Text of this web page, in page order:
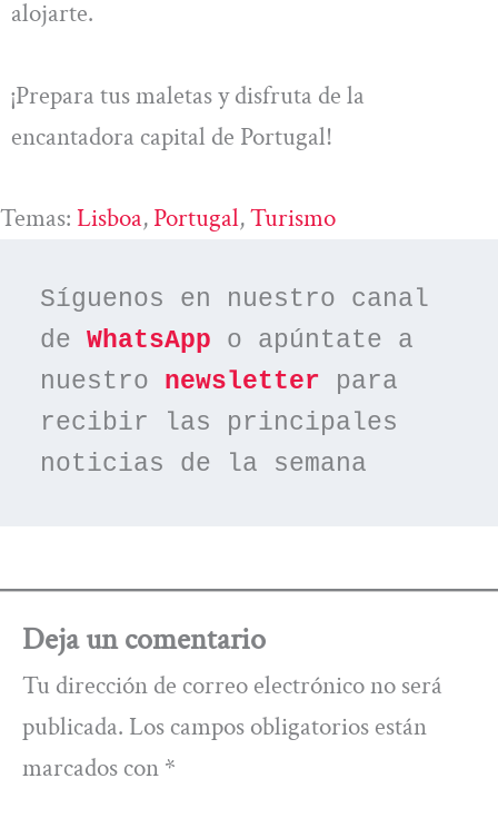
alojarte.
¡Prepara tus maletas y disfruta de la
encantadora capital de Portugal!
Temas: Lisboa, Portugal, Turismo
Síguenos en nuestro canal
de WhatsApp o apúntate a
nuestro newsletter para
recibir las principales
noticias de la semana
Deja un comentario
Tu dirección de correo electrónico no será
publicada. Los campos obligatorios están
marcados con *